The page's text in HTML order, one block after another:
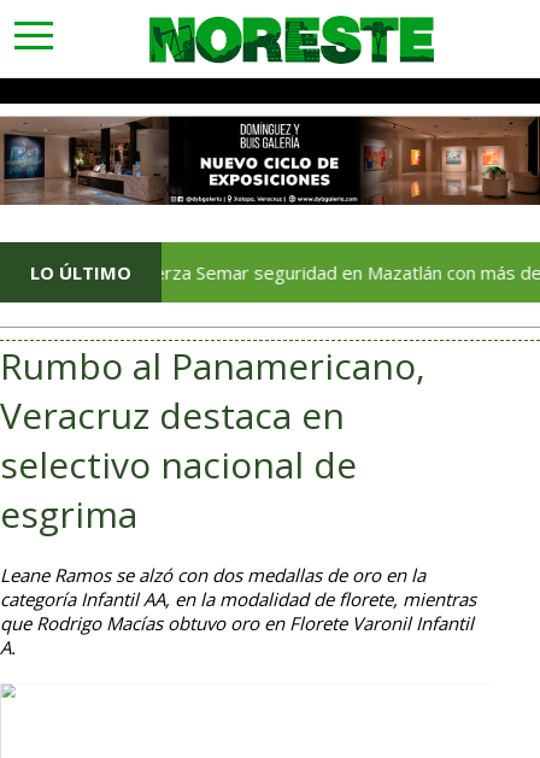
toggle
navigation
LO ÚLTIMO
Refuerza Semar seguridad en Mazatlán con más de mil 700
Rumbo al Panamericano,
Veracruz destaca en
selectivo nacional de
esgrima
Leane Ramos se alzó con dos medallas de oro en la
categoría Infantil AA, en la modalidad de florete, mientras
que Rodrigo Macías obtuvo oro en Florete Varonil Infantil
A.